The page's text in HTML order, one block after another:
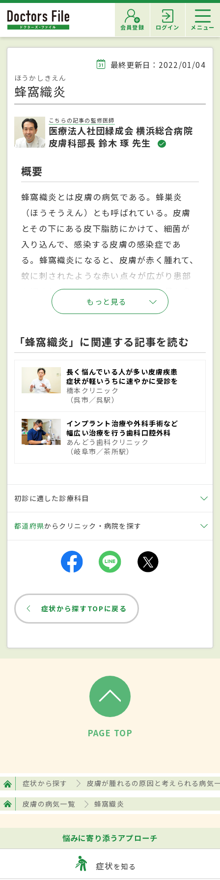
会員登録 ログイン メニュー
最終更新日：2022/01/04
ほうかしきえん
蜂窩織炎
こちらの記事の監修医師
医療法人社団緑成会 横浜総合病院
皮膚科部長 鈴木 琢 先生
概要
蜂窩織炎とは皮膚の病気である。蜂巣炎
（ほうそうえん）とも呼ばれている。皮膚
とその下にある皮下脂肪にかけて、細菌が
入り込んで、感染する皮膚の感染症であ
る。蜂窩織炎になると、皮膚が赤く腫れて、
蚊に刺されたような赤い点々が広がり患部
を押すと痛みを感じるようになる。最も多
く発症するのは脚の皮膚であるが、そのほ
る。蜂窩織炎を引き起こす原因となる細菌
はいくつか種類がいるが、よく知られてい
るのはブドウ球菌とレンサ球菌である。感
染症ではあるが、人から人へ移る病気では
なく、患者に接近しても感染することはな
い。
ている。その下に筋肉があるが、皮膚の表
面ではなく皮下脂肪に近い、深い層から皮
下脂肪にかけて細菌が感染すると蜂窩織炎
になる。人間の皮膚は通常は細菌が侵入し
ないようガードされている。そのため、皮
膚に細菌が付着しても皮膚の中に簡単に侵
かき傷や小さな刺し傷、手術での開放、
けどなどの熱傷、水虫などの感染症や、そ
たり、皮膚が弱っていたり、感染症にすでに
てしまうことがある。また蜂窩織炎は傷が
ない皮膚にも起こる場合もある。蜂窩織炎
を引き起こす原因となる細菌としてはレン
サ球菌とブドウ球菌であることが多い。
病原体となる細菌に感染して、蜂窩織炎にな
ると皮膚が赤く腫れて、虫に刺されたよう
り、熱を帯びる場合もある。また患部を触
ると痛みを感じることもある。その他、発
熱したり、悪寒を感じたり、
もっと見る
「蜂窩織炎」に関連する記事を読む
長く悩んでいる人が多い皮膚疾患
症状が軽いうちに速やかに受診を
橋本クリニック
（呉市／呉駅）
インプラント治療や外科手術など
幅広い治療を行う歯科口腔外科
あんどう歯科クリニック
（岐阜市／茶所駅）
初診に適した診療科目
都道府県からクリニック・病院を探す
症状から探すTOPに戻る
PAGE TOP
症状から探す 皮膚が腫れるの原因と考えられる病気
皮膚の病気一覧 蜂窩織炎
悩みに寄り添うアプローチ
症状を知る